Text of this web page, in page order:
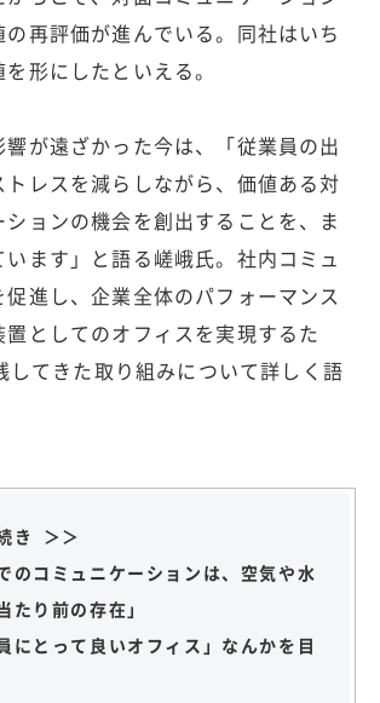
再評価が進んでいる。同社はいち
形にしたといえる。
が遠ざかった今は、「従業員の出
レスを減らしながら、価値ある対
ョンの機会を創出することを、ま
ます」と語る嵯峨氏。社内コミュ
進し、企業全体のパフォーマンス
としてのオフィスを実現するた
してきた取り組みについて詳しく語
き ＞＞
のコミュニケーションは、空気や水
たり前の存在」
にとって良いオフィス」なんかを目